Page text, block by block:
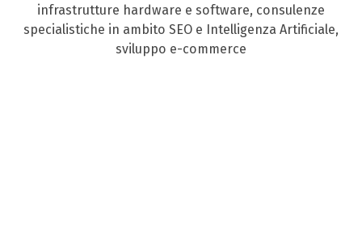
infrastrutture hardware e software, consulenze
specialistiche in ambito SEO e Intelligenza Artificiale,
sviluppo e-commerce